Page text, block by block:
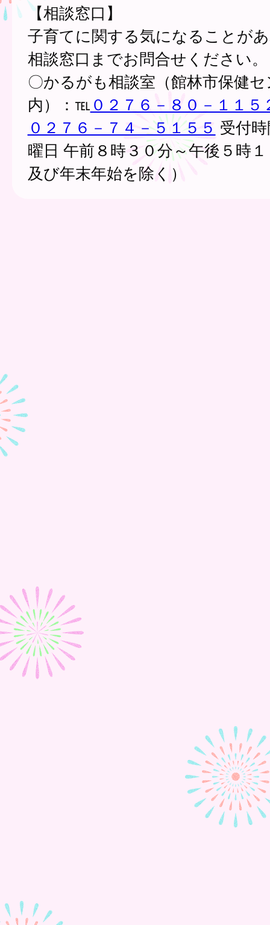
【相談窓口】
子育てに関する気になることが
相談窓口までお問合せください。
〇かるがも相談室（館林市保健
内）：℡０２７６－８０－１１５
０２７６－７４－５１５５ 受付
曜日 午前８時３０分～午後５時
及び年末年始を除く）